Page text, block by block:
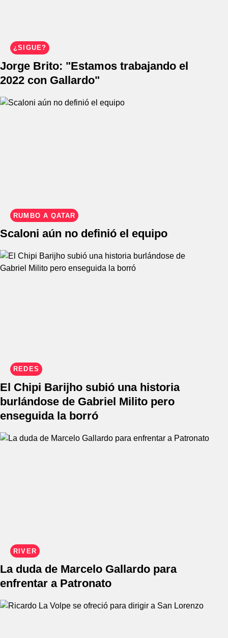
¿SIGUE?
Jorge Brito: "Estamos trabajando el
2022 con Gallardo"
RUMBO A QATAR
Scaloni aún no definió el equipo
REDES
El Chipi Barijho subió una historia
burlándose de Gabriel Milito pero
enseguida la borró
RIVER
La duda de Marcelo Gallardo para
enfrentar a Patronato